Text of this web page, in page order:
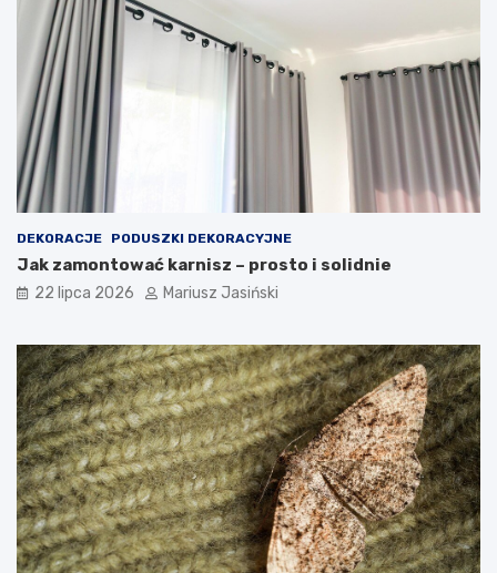
DEKORACJE PODUSZKI DEKORACYJNE
Jak zamontować karnisz – prosto i solidnie
22 lipca 2026 Mariusz Jasiński